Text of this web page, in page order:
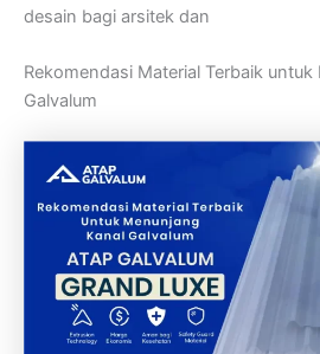
desain bagi arsitek dan
Rekomendasi Material Terbaik
Galvalum